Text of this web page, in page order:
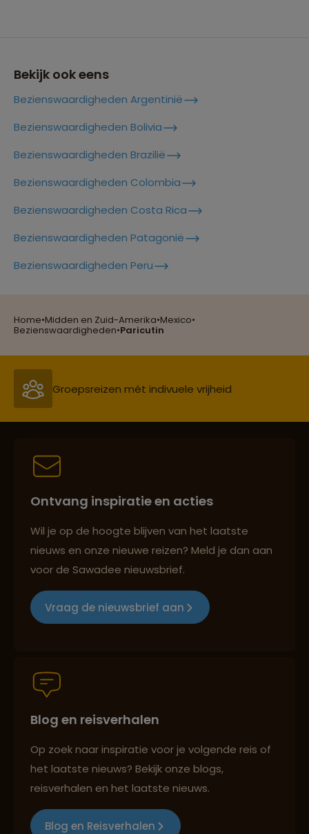
Home•Midden en Zuid-Amerika•Mexico•
Bezienswaardigheden•Paricutin
Lees meer over Playa Del Carmen
Lees meer over Puerto Vallarta
Lees meer over Sumidero Canyon
Lees meer over Teotihuacán
Lees meer over Xochimilco
Bekijk ook eens
Bezienswaardigheden Argentinië
Bezienswaardigheden Bolivia
Bezienswaardigheden Brazilië
Bezienswaardigheden Colombia
Bezienswaardigheden Costa Rica
Bezienswaardigheden Patagonië
Bezienswaardigheden Peru
Groepsreizen mét indivuele vrijheid
Persoonlijk en deskundig reisadvies
Best beoordeelde reisroutes
Groepsreizen mét indivuele vrijheid
Best beoordeelde reisroutes
Reizen met oog voor mens, cultuur en milieu
Ontvang inspiratie en acties
Wil je op de hoogte blijven van het laatste
nieuws en onze nieuwe reizen? Meld je dan aan
voor de Sawadee nieuwsbrief.
Vraag de nieuwsbrief aan
Blog en reisverhalen
Op zoek naar inspiratie voor je volgende reis of
het laatste nieuws? Bekijk onze blogs,
reisverhalen en het laatste nieuws.
Blog en Reisverhalen